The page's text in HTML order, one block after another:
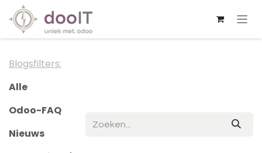
Overslaan naar inhoud
Blogsfilters:
Alle
Odoo-FAQ
Nieuws